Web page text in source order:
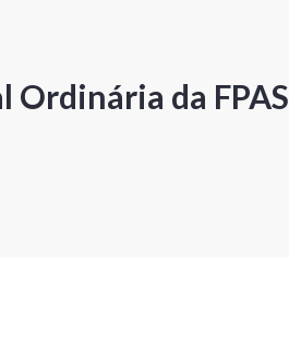
Ordinária da FPAS